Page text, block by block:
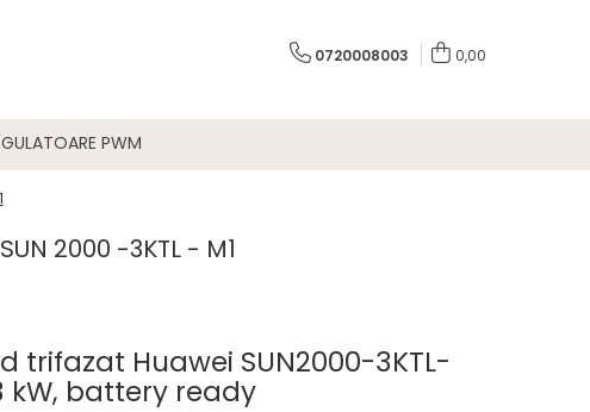
0720008003 0,00
PWM
2000 -3KTL - M1
trifazat Huawei SUN2000-3KTL-
kW, battery ready